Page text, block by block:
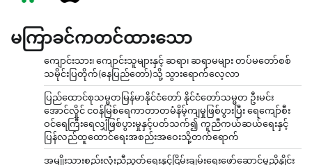
ရေးကော်မတီနှင့် ရှမ်းပြည်တိုးတက် ရေးပါတီ(SSPP)တို့ တွေ့ဆုံ
ဆွေးနွေး
နိုင်ငံတော်သမ္မတ ဦးမင်းအောင်လှိုင် ဦးဆောင်သည့် မြန်မာအဆင့်မြင့်
ကိုယ်စားလှယ်အဖွဲ့ ထိုင်းနိုင်ငံမှ မြန်မာနိုင်ငံသို့ပြန်လည်ရောက်ရှိ
ငြိမ်းချမ်းရေးပန်း အတူနမ်းစို့
Direct Download APK